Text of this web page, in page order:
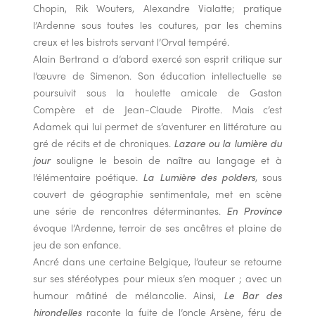
Chopin, Rik Wouters, Alexandre Vialatte; pratique
l’Ardenne sous toutes les coutures, par les chemins
creux et les bistrots servant l’Orval tempéré.
Alain Bertrand a d’abord exercé son esprit critique sur
l’œuvre de Simenon. Son éducation intellectuelle se
poursuivit sous la houlette amicale de Gaston
Compère et de Jean-Claude Pirotte. Mais c’est
Adamek qui lui permet de s’aventurer en littérature au
gré de récits et de chroniques. Lazare ou la lumière du
joursouligne le besoin de naître au langage et à
l’élémentaire poétique. La Lumière des polders, sous
couvert de géographie sentimentale, met en scène
une série de rencontres déterminantes. En Province
évoque l’Ardenne, terroir de ses ancêtres et plaine de
jeu de son enfance.
Ancré dans une certaine Belgique, l’auteur se retourne
sur ses stéréotypes pour mieux s’en moquer ; avec un
humour mâtiné de mélancolie. Ainsi, Le Bar des
hirondellesraconte la fuite de l’oncle Arsène, féru de